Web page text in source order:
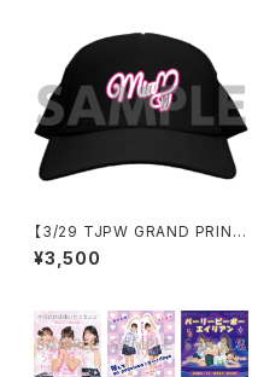
【3/29 TJPW GRAND PRINC
ESS '26】 未詩ロゴチャップ
¥3,500